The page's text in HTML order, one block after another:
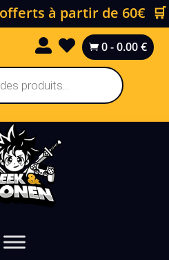
à partir de 60€ 🛒
   0-0.00€